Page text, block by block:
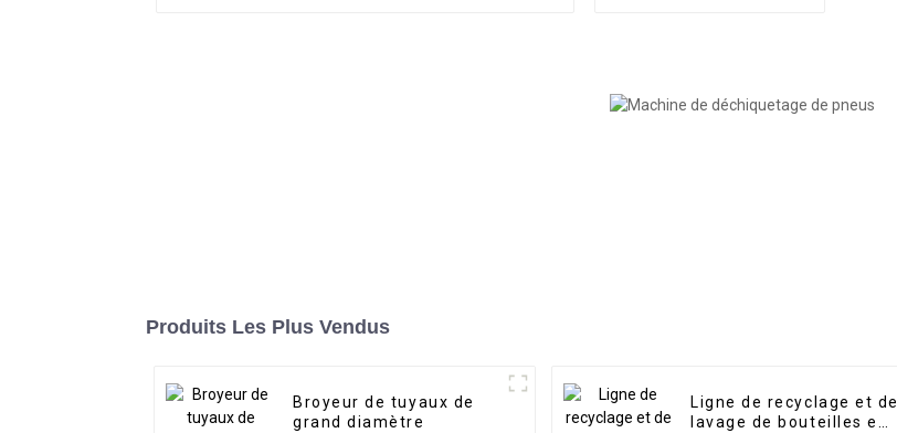
Produits Les Plus Vendus
Broyeur de tuyaux de
grand diamètre
Ligne de recyclage et de
lavage de bouteilles en